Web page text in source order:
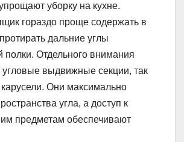
уборку на кухне.
гораздо проще содержать в
дальние углы
полки. Отдельного внимания
выдвижные секции, так
Они максимально
угла, а доступ к
предметам обеспечивают